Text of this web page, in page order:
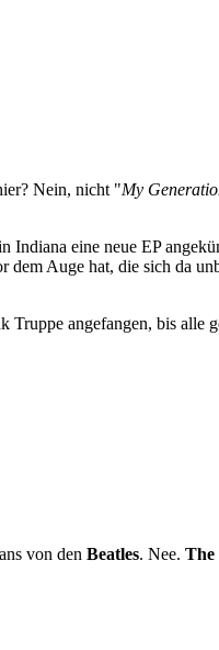
Nein, nicht "My
Indiana eine neue EP
Auge hat, die sich da
Truppe angefangen, bis
von den Beatles. Nee. The